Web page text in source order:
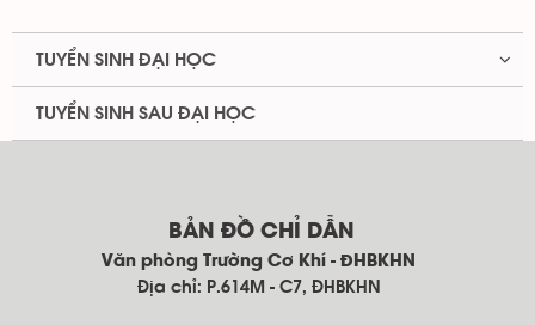
TUYỂN SINH ĐẠI HỌC
TUYỂN SINH SAU ĐẠI HỌC
BẢN ĐỒ CHỈ DẪN
Văn phòng Trường Cơ Khí - ĐHBKHN
Địa chỉ: P.614M - C7, ĐHBKHN